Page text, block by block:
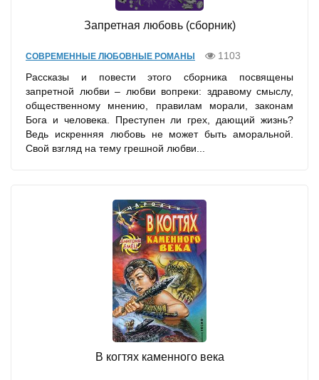
Запретная любовь (сборник)
СОВРЕМЕННЫЕ ЛЮБОВНЫЕ РОМАНЫ
1103
Рассказы и повести этого сборника посвящены
запретной любви – любви вопреки: здравому смыслу,
общественному мнению, правилам морали, законам
Бога и человека. Преступен ли грех, дающий жизнь?
Ведь искренняя любовь не может быть аморальной.
Свой взгляд на тему грешной любви...
В когтях каменного века